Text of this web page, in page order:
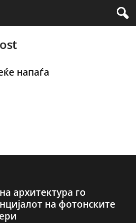
напаѓа
архитектура го
на фотонските